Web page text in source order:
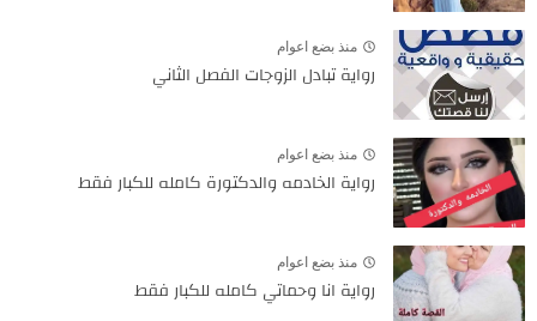
منذ بضع اعوام
رواية تبادل الزوجات الفصل الثاني
منذ بضع اعوام
رواية الخادمه والدكتورة كامله للكبار فقط
منذ بضع اعوام
رواية انا وحماتي كامله للكبار فقط